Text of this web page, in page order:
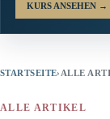
KURS ANSEHEN →
STARTSEITE› ALLE
ALLE ARTIKEL